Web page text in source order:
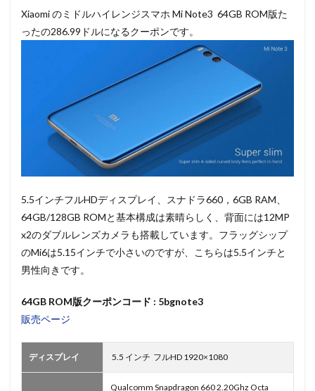
Xiaomi のミドルハイレンジスマホ Mi Note3 64GB ROM版た
ったの286.99ドルになるクーポンです。
5.5インチフルHDディスプレイ、スナドラ660，6GB RAM、
64GB/128GB ROMと基本構成は素晴らしく、背面には12MP
x2のダブルレンズカメラも搭載しています。フラッグシップ
のMi6は5.15インチで小さいのですが、こちらは5.5インチと
男性向きです。
64GB ROM版クーポンコード : 5bgnote3
販売ページ
ディスプレイ 5.5 インチ フルHD 1920×1080
Qualcomm Snapdragon 660 2.20Ghz Octa